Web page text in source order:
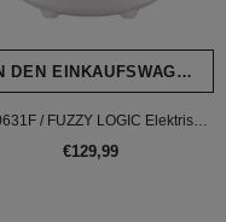
DEN EINKAUFSWAGEN
CR-0631F / FUZZY LOGIC Elektrischer Heizmethode Reiskocher
€129,99